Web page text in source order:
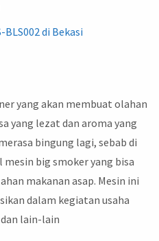
yang akan membuat olahan
yang lezat dan aroma yang
bingung lagi, sebab di
mesin big smoker yang bisa
makanan asap. Mesin ini
dalam kegiatan usaha
lain-lain